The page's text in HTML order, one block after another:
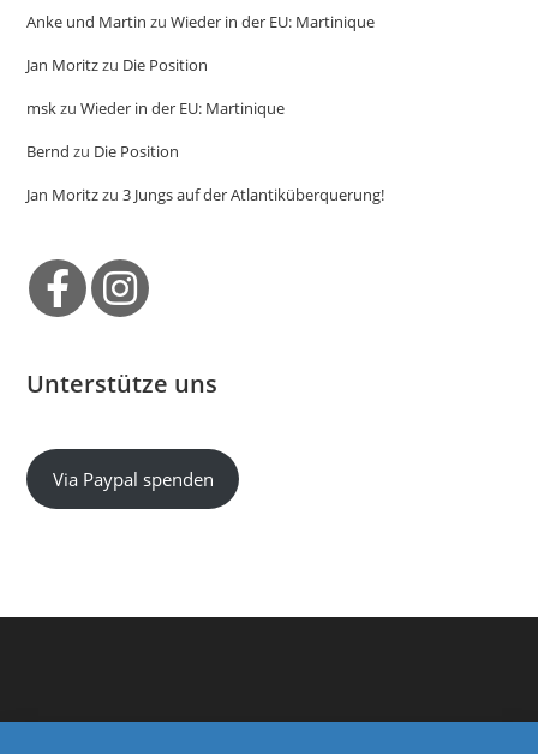
Anke und Martin zuWieder in der EU: Martinique
Jan Moritzzu Die Position
mskzuWieder in der EU: Martinique
Bernd zu Die Position
Jan Moritzzu3 Jungs auf der Atlantiküberquerung!
Unterstütze uns
Via Paypal spenden